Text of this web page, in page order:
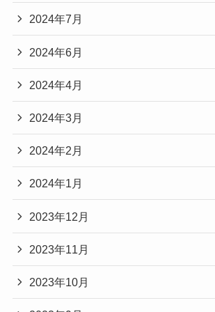
2024年7月
2024年6月
2024年4月
2024年3月
2024年2月
2024年1月
2023年12月
2023年11月
2023年10月